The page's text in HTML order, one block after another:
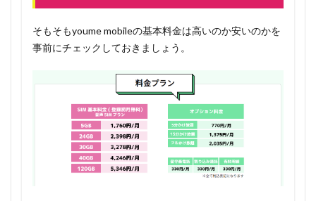
そもそもyoume mobileの基本料金は高いのか安いのかを
事前にチェックしておきましょう。